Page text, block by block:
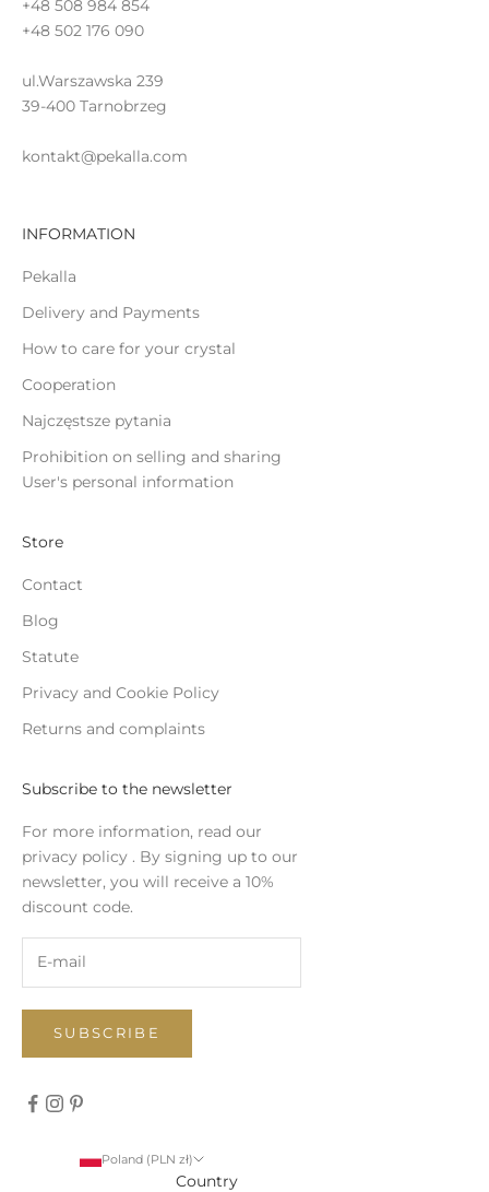
+48 508 984 854
+48 502 176 090
ul.Warszawska 239
39-400 Tarnobrzeg
kontakt@pekalla.com
INFORMATION
Pekalla
Delivery and Payments
How to care for your crystal
Cooperation
Najczęstsze pytania
Prohibition on selling and sharing
User's personal information
Store
Contact
Blog
Statute
Privacy and Cookie Policy
Returns and complaints
Subscribe to the newsletter
For more information, read our
privacy policy . By signing up to our
newsletter, you will receive a 10%
discount code.
SUBSCRIBE
Poland (PLN zł)
Country